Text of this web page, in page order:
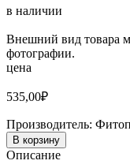
в наличии
Внешний вид товара
фотографии.
цена
535,00₽
Производитель:
В корзину
Описание